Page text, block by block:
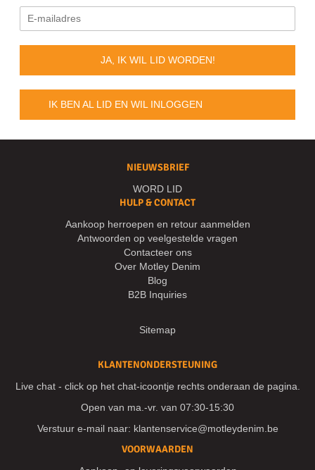
JA, IK WIL LID WORDEN!
IK BEN AL LID EN WIL INLOGGEN
NIEUWSBRIEF
WORD LID
HULP & CONTACT
Aankoop herroepen en retour aanmelden
Antwoorden op veelgestelde vragen
Contacteer ons
Over Motley Denim
Blog
B2B Inquiries
Sitemap
KLANTENONDERSTEUNING
Live chat - click op het chat-icoontje rechts onderaan de pagina.
Open van ma.-vr. van 07:30-15:30
Verstuur e-mail naar: klantenservice@motleydenim.be
VOORWAARDEN